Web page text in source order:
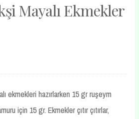
Mayalı Ekmekler
ekmekleri hazırlarken 15 gr ruşeym
için 15 gr. Ekmekler çıtır çıtırlar,